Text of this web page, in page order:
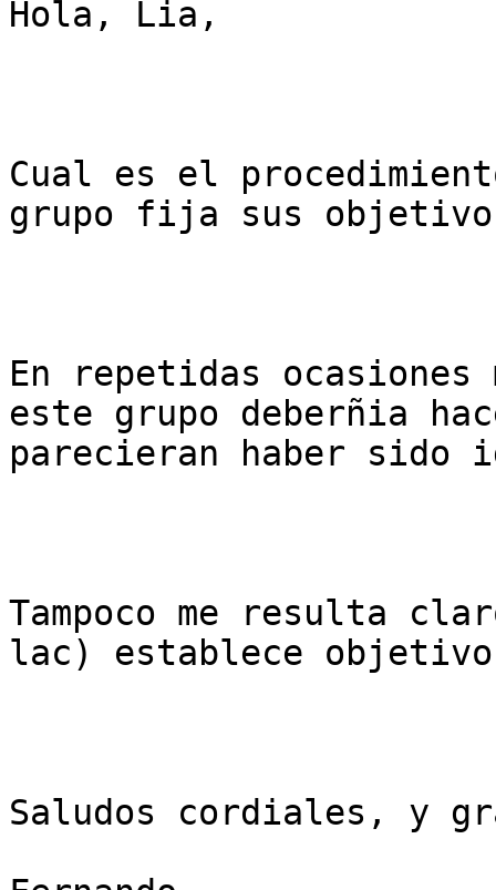
Hola, Lia,
Cual es el
grupo fija sus
En repetidas ocasiones
este grupo deberñia
parecieran haber sido
Tampoco me resulta
lac) establece
Saludos cordiales, y